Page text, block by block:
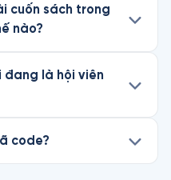
cuốn sách trong
nào?
đang là hội viên
code?